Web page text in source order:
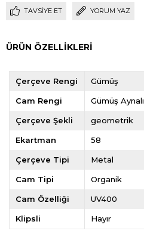
TAVSIYE ET YORUM YAZ
ÜRÜN ÖZELLIKLERI
Çerçeve Rengi Gümüş
Cam Rengi Gümüş Aynalı
Çerçeve Şekli geometrik
Ekartman 58
Çerçeve Tipi Metal
Cam Tipi Organik
Cam Özelliği UV400
Klipsli Hayır